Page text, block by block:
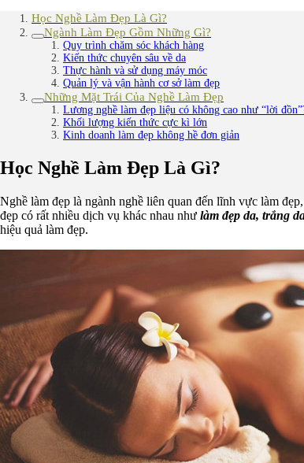
Học Nghề Làm Đẹp Là Gì?
Ngành Làm Đẹp Gồm Những Gì?
Quy trình chăm sóc khách hàng
Kiến thức chuyên sâu về da
Thực hành và sử dụng máy móc
Quản lý và vận hành cơ sở làm đẹp
Những Mặt Trái Của Nghề Làm Đẹp
Lương nghề làm đẹp liệu có không cao như “lời
Khối lượng kiến thức cực kì lớn
Kinh doanh làm đẹp không hề đơn giản
Học Nghề Làm Đẹp Là Gì?
Nghề làm đẹp là ngành nghề liên quan đến lĩnh vực làm
đẹp có rất nhiều dịch vụ khác nhau như làm đẹp da, trắng
hiệu quả làm đẹp.